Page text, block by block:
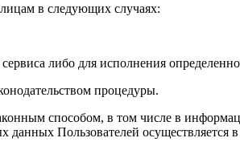
в следующих случаях:
либо для исполнения
процедуры.
способом, в том числе в
данных Пользователей